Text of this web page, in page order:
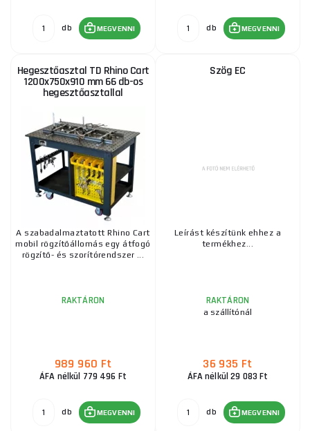
db MEGVENNI db MEGVENNI
Hegesztőasztal TD Rhino Cart
1200x750x910 mm 66 db-os
hegesztőasztallal
A szabadalmaztatott Rhino Cart
mobil rögzítőállomás egy átfogó
rögzítő- és szorítórendszer ...
RAKTÁRON
989 960 Ft
ÁFA nélkül 779 496 Ft
db MEGVENNI
Szög EC
Leírást készítünk ehhez a
termékhez...
RAKTÁRON
a szállítónál
36 935 Ft
ÁFA nélkül 29 083 Ft
db MEGVENNI